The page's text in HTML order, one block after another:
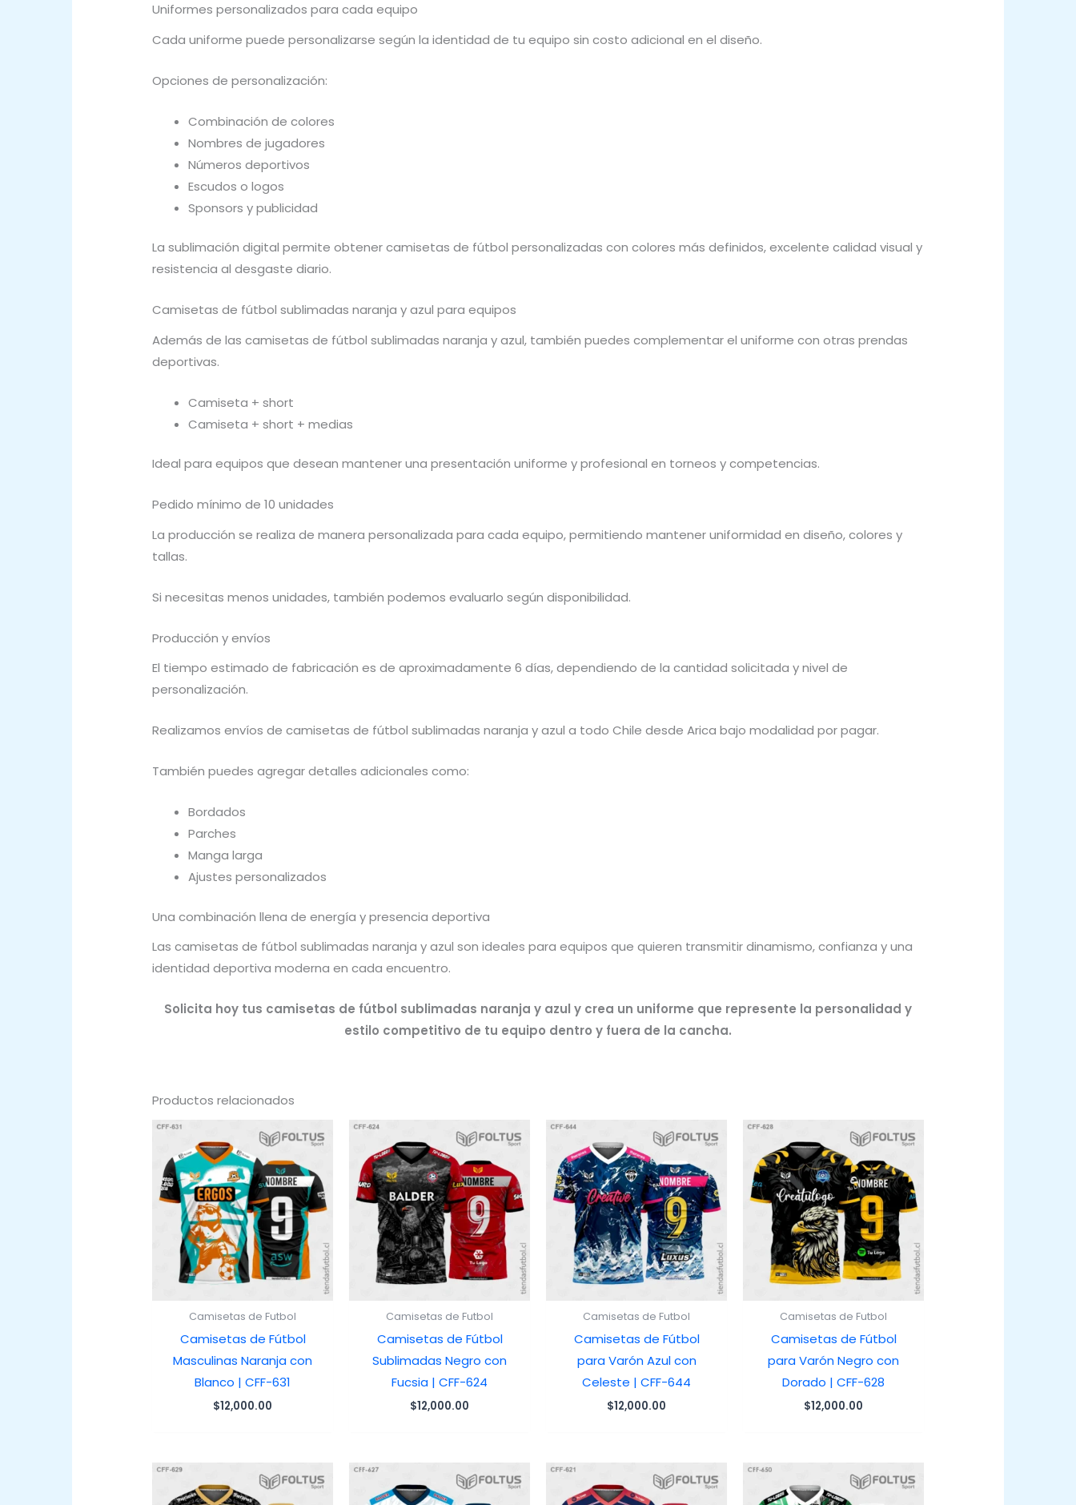
Uniformes personalizados para cada equipo
Cada uniforme puede personalizarse según la identidad de tu equipo sin costo adicional en el diseño.
Opciones de personalización:
Combinación de colores
Nombres de jugadores
Números deportivos
Escudos o logos
Sponsors y publicidad
La sublimación digital permite obtener camisetas de fútbol personalizadas con colores más definidos, excelente calidad visual y
resistencia al desgaste diario.
Camisetas de fútbol sublimadas naranja y azul para equipos
Además de las camisetas de fútbol sublimadas naranja y azul, también puedes complementar el uniforme con otras prendas
deportivas.
Camiseta + short
Camiseta + short + medias
Ideal para equipos que desean mantener una presentación uniforme y profesional en torneos y competencias.
Pedido mínimo de 10 unidades
La producción se realiza de manera personalizada para cada equipo, permitiendo mantener uniformidad en diseño, colores y
tallas.
Si necesitas menos unidades, también podemos evaluarlo según disponibilidad.
Producción y envíos
El tiempo estimado de fabricación es de aproximadamente 6 días, dependiendo de la cantidad solicitada y nivel de
personalización.
Realizamos envíos de camisetas de fútbol sublimadas naranja y azul a todo Chile desde Arica bajo modalidad por pagar.
También puedes agregar detalles adicionales como:
Bordados
Parches
Manga larga
Ajustes personalizados
Una combinación llena de energía y presencia deportiva
Las camisetas de fútbol sublimadas naranja y azul son ideales para equipos que quieren transmitir dinamismo, confianza y una
identidad deportiva moderna en cada encuentro.
Solicita hoy tus camisetas de fútbol sublimadas naranja y azul y crea un uniforme que represente la personalidad y
estilo competitivo de tu equipo dentro y fuera de la cancha.
Productos relacionados
Camisetas de Futbol
Camisetas de Fútbol
Masculinas Naranja con
Blanco | CFF-631
$12,000.00
Camisetas de Futbol
Camisetas de Fútbol
Sublimadas Negro con
Fucsia | CFF-624
$12,000.00
Camisetas de Futbol
Camisetas de Fútbol
para Varón Azul con
Celeste | CFF-644
$12,000.00
Camisetas de Futbol
Camisetas de Fútbol
para Varón Negro con
Dorado | CFF-628
$12,000.00